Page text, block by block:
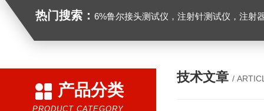
热门搜索： 6%鲁尔接头测试仪，注射针测试仪，注射器测试仪，缝合针测试仪，缝合线测试仪，导管测
产品分类
PRODUCT CATEGORY
技术文章 /